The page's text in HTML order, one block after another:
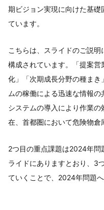
期ビジョン実現に向けた基礎
ています。
こちらは、スライドのご説
構成されています。「提案
化」「次期成長分野の種ま
ムの稼働による迅速な情報
システムの導入により作業
在、首都圏において危険物倉
2つ目の重点課題は2024年問
ライドにありますとおり、3
ていくことで、2024年問題へ